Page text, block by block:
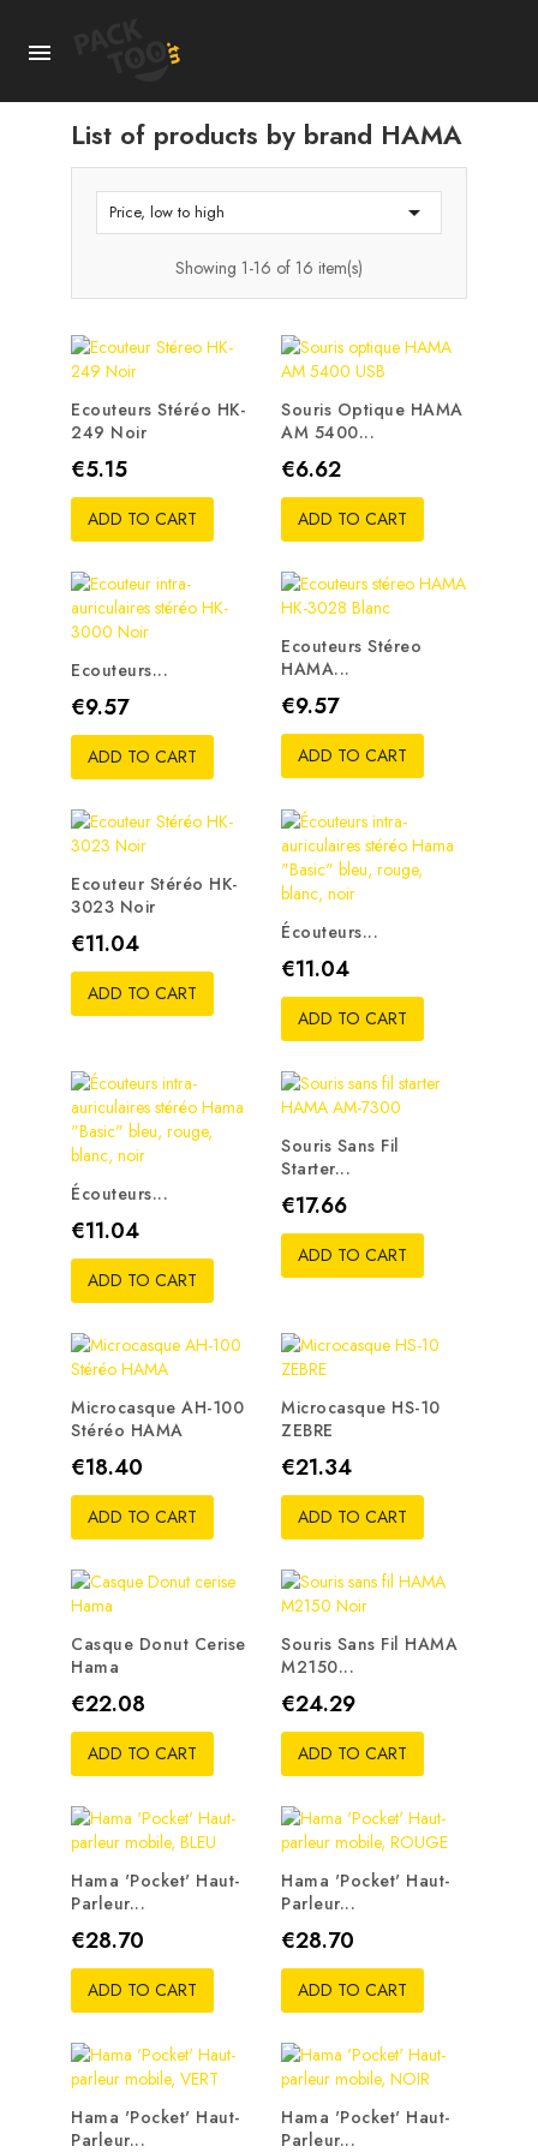

List of products by brand HAMA
Price, low to high 
Showing 1-16 of 16 item(s)
Ecouteurs Stéréo HK-
249 Noir
Price
€5.15
ADD TO CART
Souris Optique HAMA
AM 5400...
Price
€6.62
ADD TO CART
Ecouteurs...
Price
€9.57
ADD TO CART
Ecouteurs Stéreo
HAMA...
Price
€9.57
ADD TO CART
Ecouteur Stéréo HK-
3023 Noir
Price
€11.04
ADD TO CART
Écouteurs...
Price
€11.04
ADD TO CART
Écouteurs...
Price
€11.04
ADD TO CART
Souris Sans Fil
Starter...
Price
€17.66
ADD TO CART
Microcasque AH-100
Stéréo HAMA
Price
€18.40
ADD TO CART
Microcasque HS-10
ZEBRE
Price
€21.34
ADD TO CART
Casque Donut Cerise
Hama
Price
€22.08
ADD TO CART
Souris Sans Fil HAMA
M2150...
Price
€24.29
ADD TO CART
Hama 'Pocket' Haut-
Parleur...
Price
€28.70
ADD TO CART
Hama 'Pocket' Haut-
Parleur...
Price
€28.70
ADD TO CART
Hama 'Pocket' Haut-
Parleur...
Hama 'Pocket' Haut-
Parleur...